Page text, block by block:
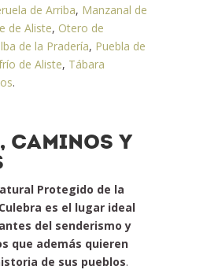
de Arriba, Manzanal de
de Aliste, Otero de
de la Pradería, Puebla de
de Aliste, Tábara
.
CAMINOS Y
Protegido de la
es el lugar ideal
del senderismo y
que además quieren
de sus pueblos.